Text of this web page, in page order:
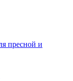
пресной и